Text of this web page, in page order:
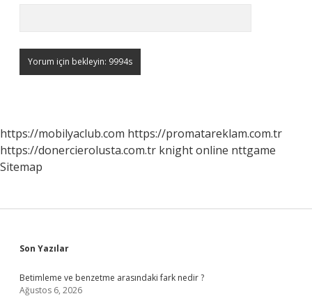
https://mobilyaclub.com https://promatareklam.com.tr
https://donercierolusta.com.tr knight online nttgame
Sitemap
Sidebar
Son Yazılar
Betimleme ve benzetme arasındaki fark nedir ?
Ağustos 6, 2026